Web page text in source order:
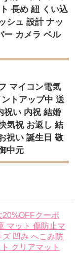
長め 紐 くい込
シュ 設計 ナッ
ー カメラ ベル
マイコン電気
トアップ中 送
祝い 内祝 結婚
気祝 お返し 結
祝い 誕生日 敬
中元
クーポ
マット 傷防止マ
ズ 凹み へこみ防
クリアマット